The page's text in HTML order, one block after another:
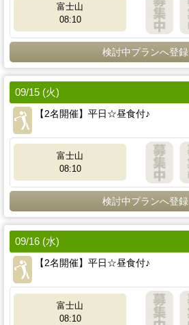
富士山
08:10
検討中プランへ登録
09/15 (火)
【2名開催】平日☆昼食付♪
富士山
08:10
検討中プランへ登録
09/16 (水)
【2名開催】平日☆昼食付♪
富士山
08:10